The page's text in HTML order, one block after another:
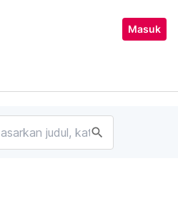
Masuk
search